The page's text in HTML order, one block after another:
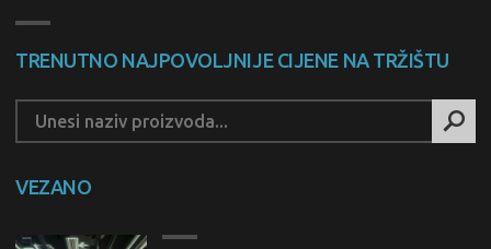
TRENUTNO NAJPOVOLJNIJE CIJENE NA TRŽIŠTU
VEZANO